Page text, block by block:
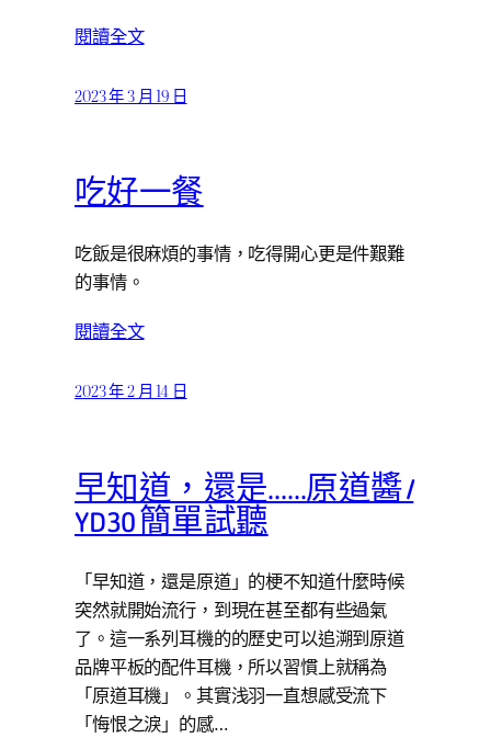
閱讀全文
2023 年 3 月 19 日
吃好一餐
吃飯是很麻煩的事情，吃得開心更是件艱難
的事情。
閱讀全文
2023 年 2 月 14 日
早知道，還是……原道醬 /
YD30 簡單試聽
「早知道，還是原道」的梗不知道什麼時候
突然就開始流行，到現在甚至都有些過氣
了。這一系列耳機的的歷史可以追溯到原道
品牌平板的配件耳機，所以習慣上就稱為
「原道耳機」。其實浅羽一直想感受流下
「悔恨之淚」的感…